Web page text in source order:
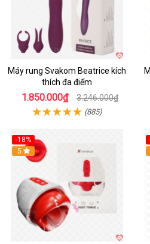
Máy rung Svakom Beatrice kích
thích đa điểm
1.850.000₫ 3.246.000₫
(885)
-18%
Hot
5